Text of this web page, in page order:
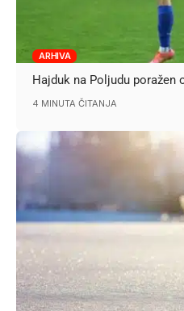
ARHIVA
Hajduk na Poljudu poražen
4 MINUTA ČITANJA